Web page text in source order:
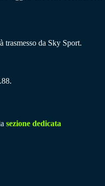
trasmesso da Sky Sport.
sezione dedicata